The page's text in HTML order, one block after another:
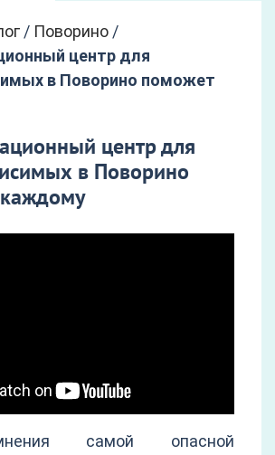
/ Поворино /
центр для
в Поворино поможет
центр для
в Поворино
самой опасной